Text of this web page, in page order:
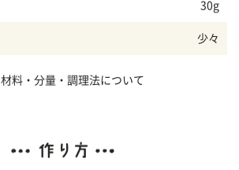
30g
少々
材料・分量・調理法について